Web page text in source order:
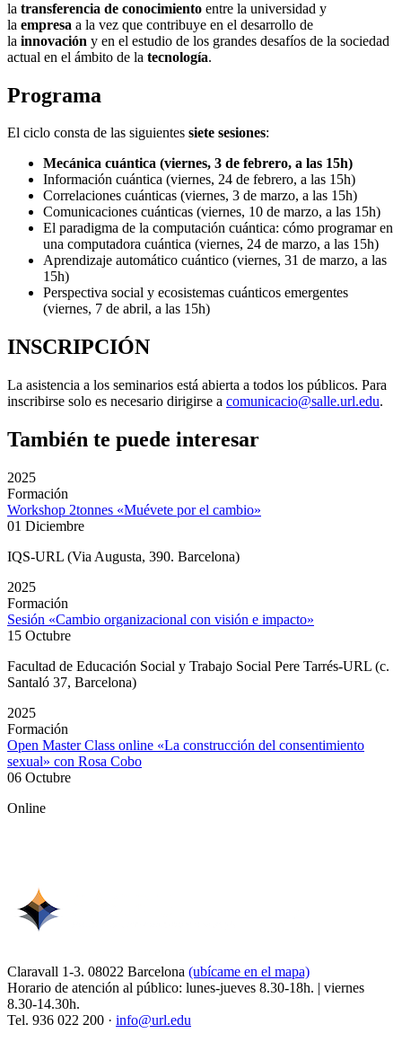
la transferencia de conocimiento entre la universidad y
la empresa a la vez que contribuye en el desarrollo de
la innovación y en el estudio de los grandes desafíos de la sociedad
actual en el ámbito de la tecnología.
Programa
El ciclo consta de las siguientes siete sesiones:
Mecánica cuántica (viernes, 3 de febrero, a las 15h)
Información cuántica (viernes, 24 de febrero, a las 15h)
Correlaciones cuánticas (viernes, 3 de marzo, a las 15h)
Comunicaciones cuánticas (viernes, 10 de marzo, a las 15h)
El paradigma de la computación cuántica: cómo programar en
una computadora cuántica (viernes, 24 de marzo, a las 15h)
Aprendizaje automático cuántico (viernes, 31 de marzo, a las
15h)
Perspectiva social y ecosistemas cuánticos emergentes
(viernes, 7 de abril, a las 15h)
INSCRIPCIÓN
La asistencia a los seminarios está abierta a todos los públicos. Para
inscribirse solo es necesario dirigirse a comunicacio@salle.url.edu.
También te puede interesar
2025
Formación
Workshop 2tonnes «Muévete por el cambio»
01 Diciembre
IQS-URL (Via Augusta, 390. Barcelona)
2025
Formación
Sesión «Cambio organizacional con visión e impacto»
15 Octubre
Facultad de Educación Social y Trabajo Social Pere Tarrés-URL (c.
Santaló 37, Barcelona)
2025
Formación
Open Master Class online «La construcción del consentimiento
sexual» con Rosa Cobo
06 Octubre
Online
Claravall 1-3. 08022 Barcelona (ubícame en el mapa)
Horario de atención al público: lunes-jueves 8.30-18h. | viernes
8.30-14.30h.
Tel. 936 022 200 · info@url.edu